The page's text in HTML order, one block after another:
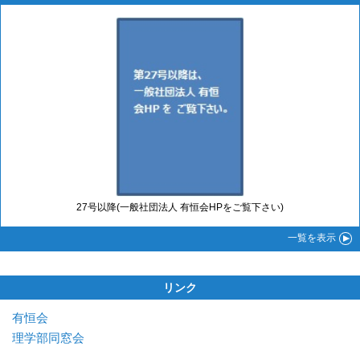
27号以降(一般社団法人 有恒会HPをご覧下さい)
一覧を表示
リンク
有恒会
理学部同窓会